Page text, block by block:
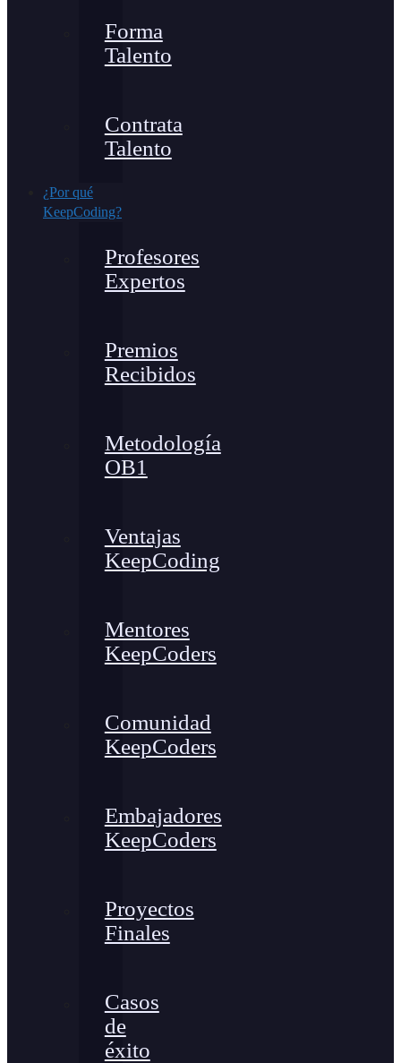
Forma
Talento
Contrata
Talento
¿Por qué
KeepCoding?
Profesores
Expertos
Premios
Recibidos
Metodología
OB1
Ventajas
KeepCoding
Mentores
KeepCoders
Comunidad
KeepCoders
Embajadores
KeepCoders
Proyectos
Finales
Casos
de
éxito